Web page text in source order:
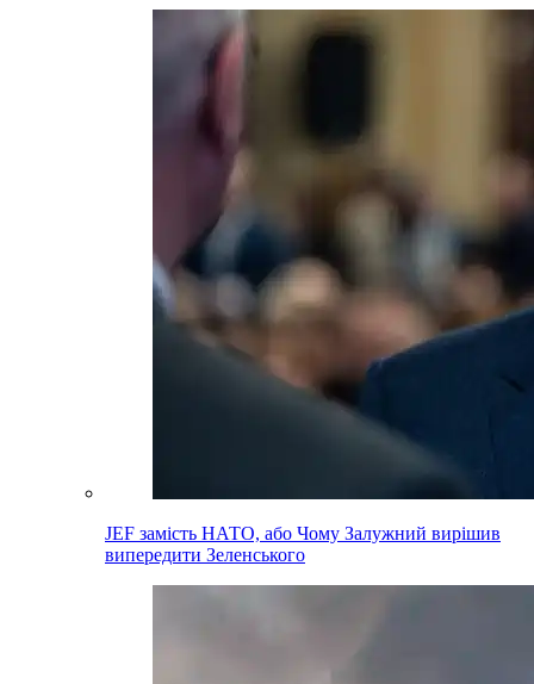
JEF замість НАТО, або Чому Залужний вирішив
випередити Зеленського